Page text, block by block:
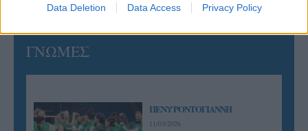
Data Deletion Data Access Privacy Policy
ΓΝΩΜΕΣ
ΠΕΝΥ ΡΟΝΤΟΓΙΑΝΝΗ
11/03/2026